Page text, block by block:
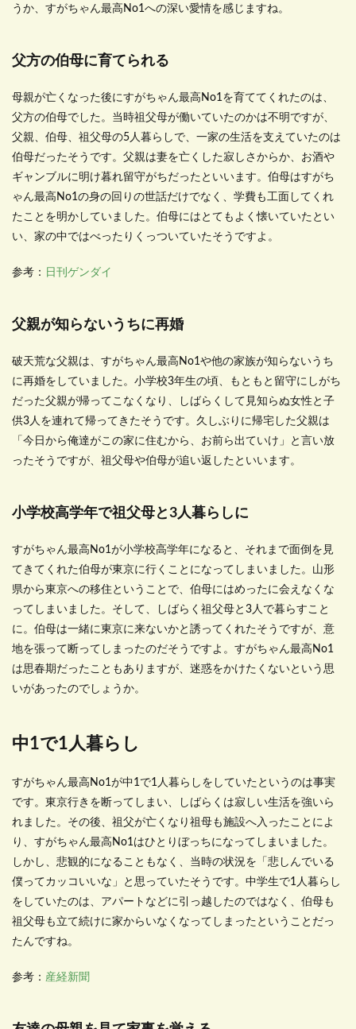
うか、すがちゃん最高No1への深い愛情を感じますね。
父方の伯母に育てられる
母親が亡くなった後にすがちゃん最高No1を育ててくれたのは、
父方の伯母でした。当時祖父母が働いていたのかは不明ですが、
父親、伯母、祖父母の5人暮らしで、一家の生活を支えていたのは
伯母だったそうです。父親は妻を亡くした寂しさからか、お酒や
ギャンブルに明け暮れ留守がちだったといいます。伯母はすがち
ゃん最高No1の身の回りの世話だけでなく、学費も工面してくれ
たことを明かしていました。伯母にはとてもよく懐いていたとい
い、家の中ではべったりくっついていたそうですよ。
参考： 日刊ゲンダイ
父親が知らないうちに再婚
破天荒な父親は、すがちゃん最高No1や他の家族が知らないうち
に再婚をしていました。小学校3年生の頃、もともと留守にしがち
だった父親が帰ってこなくなり、しばらくして見知らぬ女性と子
供3人を連れて帰ってきたそうです。久しぶりに帰宅した父親は
「今日から俺達がこの家に住むから、お前ら出ていけ」と言い放
ったそうですが、祖父母や伯母が追い返したといいます。
小学校高学年で祖父母と3人暮らしに
すがちゃん最高No1が小学校高学年になると、それまで面倒を見
てきてくれた伯母が東京に行くことになってしまいました。山形
県から東京への移住ということで、伯母にはめったに会えなくな
ってしまいました。そして、しばらく祖父母と3人で暮らすこと
に。伯母は一緒に東京に来ないかと誘ってくれたそうですが、意
地を張って断ってしまったのだそうですよ。すがちゃん最高No1
は思春期だったこともありますが、迷惑をかけたくないという思
いがあったのでしょうか。
中1で1人暮らし
すがちゃん最高No1が中1で1人暮らしをしていたというのは事実
です。東京行きを断ってしまい、しばらくは寂しい生活を強いら
れました。その後、祖父が亡くなり祖母も施設へ入ったことによ
り、すがちゃん最高No1はひとりぼっちになってしまいました。
しかし、悲観的になることもなく、当時の状況を「悲しんでいる
僕ってカッコいいな」と思っていたそうです。中学生で1人暮らし
をしていたのは、アパートなどに引っ越したのではなく、伯母も
祖父母も立て続けに家からいなくなってしまったということだっ
たんですね。
参考： 産経新聞